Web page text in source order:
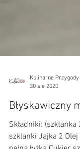
30 sie 2020
Błyskawiczny
Składniki: